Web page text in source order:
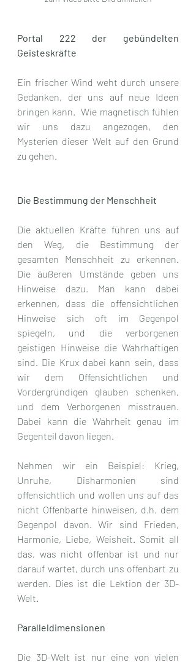
Portal 222 der gebündelten
Geisteskräfte
Ein frischer Wind weht durch unsere
Gedanken, der uns auf neue Ideen
bringen kann.  Wie magnetisch fühlen
wir uns dazu angezogen, den
Mysterien dieser Welt auf den Grund
zu gehen.
Die Bestimmung der Menschheit
Die aktuellen Kräfte führen uns auf
den Weg, die Bestimmung der
gesamten Menschheit zu erkennen.
Die äußeren Umstände geben uns
Hinweise dazu. Man kann dabei
erkennen, dass die offensichtlichen
Hinweise sich oft im Gegenpol
spiegeln, und die verborgenen
geistigen Hinweise die Wahrhaftigen
sind. Die Krux dabei kann sein, dass
wir dem Offensichtlichen und
Vordergründigen glauben schenken,
und dem Verborgenen misstrauen.
Dabei kann die Wahrheit genau im
Gegenteil davon liegen.
Nehmen wir ein Beispiel: Krieg,
Unruhe, Disharmonien sind
offensichtlich und wollen uns auf das
nicht Offenbarte hinweisen, d.h. dem
Gegenpol davon. Wir sind Frieden,
Harmonie, Liebe, Weisheit. Somit all
das, was nicht offenbar ist und nur
darauf wartet, durch uns offenbart zu
werden. Dies ist die Lektion der 3D-
Welt.
Paralleldimensionen
Die 3D-Welt ist nur eine von vielen